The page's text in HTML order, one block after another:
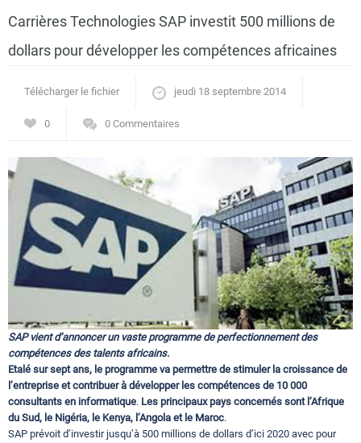
Close
Actualités
Circuits touristiques
Tourisme
Régions
Hotels
Evenements
Carrières Technologies SAP investit 500 millions de
dollars pour développer les compétences africaines
Télécharger le fichier jeudi 18 septembre 2014
0 0 Commentaires
SAP vient d’annoncer un vaste programme de perfectionnement des
compétences des talents africains.
Etalé sur sept ans, le programme va permettre de stimuler la croissance de
l’entreprise et contribuer à développer les compétences de 10 000
consultants en informatique. Les principaux pays concernés sont l’Afrique
du Sud, le Nigéria, le Kenya, l’Angola et le Maroc.
SAP prévoit d’investir jusqu’à 500 millions de dollars d’ici 2020 avec pour